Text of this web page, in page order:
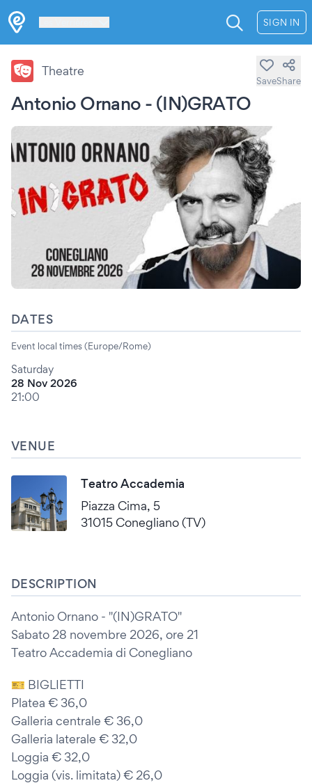
SIGN IN
Antonio Ornano - (IN)GRATO
Theatre
SaveShare
DATES
Event local times (Europe/Rome)
Saturday
28 Nov 2026
21:00
VENUE
Teatro Accademia
Piazza Cima, 5
31015 Conegliano (TV)
DESCRIPTION
Antonio Ornano - "(IN)GRATO"
Sabato 28 novembre 2026, ore 21
Teatro Accademia di Conegliano
🎫 BIGLIETTI
Platea € 36,0
Galleria centrale € 36,0
Galleria laterale € 32,0
Loggia € 32,0
Loggia (vis. limitata) € 26,0